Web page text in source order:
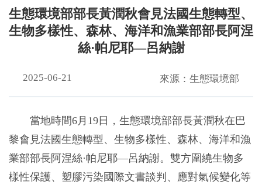
生態環境部部長黃潤秋會見法國生態轉型、
生物多樣性、森林、海洋和漁業部部長阿涅
絲·帕尼耶—呂納謝
2025-06-21 來源：生態環境部
當地時間6月19日，生態環境部部長黃潤秋在巴
黎會見法國生態轉型、生物多樣性、森林、海洋和漁
業部部長阿涅絲·帕尼耶—呂納謝。雙方圍繞生物多
樣性保護、塑膠污染國際文書談判、應對氣候變化等